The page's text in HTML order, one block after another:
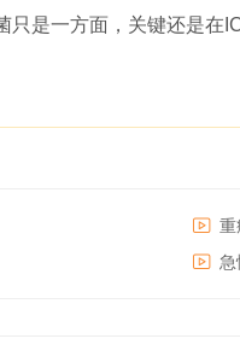
是一方面，关键还是在
重